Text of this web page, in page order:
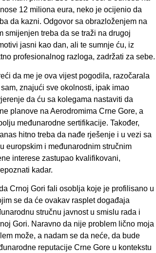
12 miliona eura, neko je ocijenio da
da kazni. Odgovor sa obrazloženjem na
smijenjen treba da se traži na drugoj
jasni kao dan, ali te sumnje ću, iz
profesionalnog razloga, zadržati za sebe.
da me je ova vijest pogodila, razočarala
znajući sve okolnosti, ipak imao
da ću sa kolegama nastaviti da
planove na Aerodromima Crne Gore, a
međunarodne sertifikacije. Također,
hitno treba da nađe rješenje i u vezi sa
europskim i međunarodnim stručnim
interese zastupao kvalifikovani,
kadar.
Crnoj Gori fali osoblja koje je profilisano u
se da će ovakav rasplet događaja
stručnu javnost u smislu rada i
Gori. Naravno da nije problem lično moja
može, a nadam se da neće, da bude
reputacije Crne Gore u kontekstu